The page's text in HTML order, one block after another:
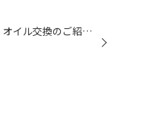
こんにちは、タイヤ館本庄のHPをご覧頂きありがとうございます！ オイル交換のご紹介ですが、作業の流れはいつも通りです。 オイルチェンジャー、いつもの機械でオイルの抜き取りをします。 ある程度抜けなくなったら、量の確認をしていきます。 このお車は3.9Lくらいなので、丁度良い感じに抜けま...